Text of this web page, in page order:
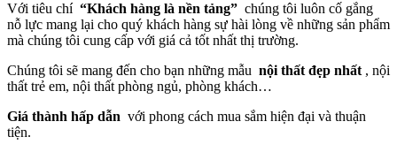
Với tiêu chí “Khách hàng là nền tảng” chúng tôi luôn cố gắng
nỗ lực mang lại cho quý khách hàng sự hài lòng về những sản phẩm
mà chúng tôi cung cấp với giá cả tốt nhất thị trường.
Chúng tôi sẽ mang đến cho bạn những mẫu nội thất đẹp nhất , nội
thất trẻ em, nội thất phòng ngủ, phòng khách…
Giá thành hấp dẫn với phong cách mua sắm hiện đại và thuận
tiện.